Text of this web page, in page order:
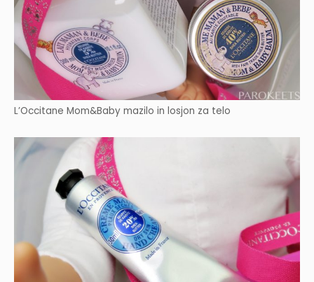
L’Occitane Mom&Baby mazilo in losjon za telo